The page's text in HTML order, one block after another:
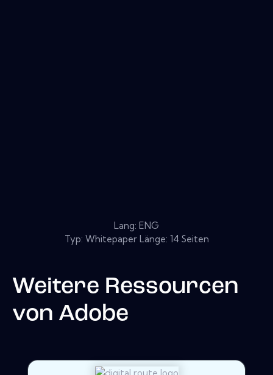
Lang: ENG
Typ: Whitepaper Länge: 14 Seiten
Weitere Ressourcen
von Adobe